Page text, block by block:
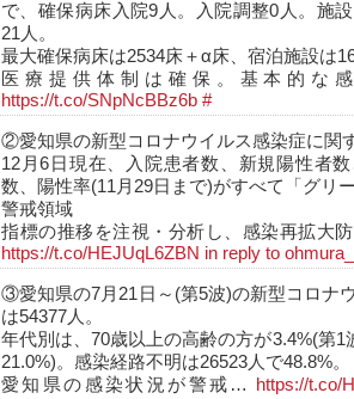
で、確保病床入院9人。入院調整0人。施
21人。
最大確保病床は2534床＋α床、宿泊施設は
医療提供体制は確保。基本的な
https://t.co/SNpNcBBz6b #
②愛知県の新型コロナウイルス感染症に関
12月6日現在、入院患者数、新規陽性者
数、陽性率(11月29日まで)がすべて「グリ
警戒領域
指標の推移を注視・分析し、感染再拡大
https://t.co/HEJUqL6ZBN in reply to
③愛知県の7月21日～(第5波)の新型コロナ
は54377人。
年代別は、70歳以上の高齢の方が3.4%(第1
21.0%)。感染経路不明は26523人で48.8%。
愛知県の感染状況が警戒…
https://t.co/